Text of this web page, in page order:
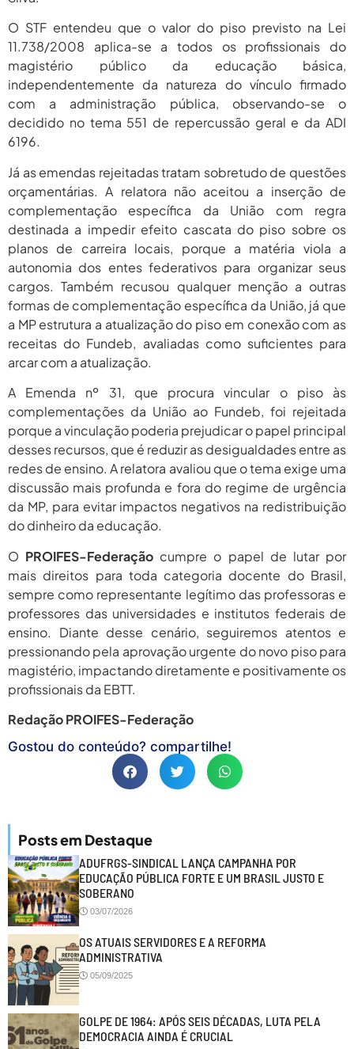
O STF entendeu que o valor do piso previsto na Lei
11.738/2008 aplica-se a todos os profissionais do
magistério público da educação básica,
independentemente da natureza do vínculo firmado
com a administração pública, observando-se o
decidido no tema 551 de repercussão geral e da ADI
6196.
Já as emendas rejeitadas tratam sobretudo de questões
orçamentárias. A relatora não aceitou a inserção de
complementação específica da União com regra
destinada a impedir efeito cascata do piso sobre os
planos de carreira locais, porque a matéria viola a
autonomia dos entes federativos para organizar seus
cargos. Também recusou qualquer menção a outras
formas de complementação específica da União, já que
a MP estrutura a atualização do piso em conexão com as
receitas do Fundeb, avaliadas como suficientes para
arcar com a atualização.
A Emenda nº 31, que procura vincular o piso às
complementações da União ao Fundeb, foi rejeitada
porque a vinculação poderia prejudicar o papel principal
desses recursos, que é reduzir as desigualdades entre as
redes de ensino. A relatora avaliou que o tema exige uma
discussão mais profunda e fora do regime de urgência
da MP, para evitar impactos negativos na redistribuição
do dinheiro da educação.
O PROIFES-Federação cumpre o papel de lutar por
mais direitos para toda categoria docente do Brasil,
sempre como representante legítimo das professoras e
professores das universidades e institutos federais de
ensino. Diante desse cenário, seguiremos atentos e
pressionando pela aprovação urgente do novo piso para
magistério, impactando diretamente e positivamente os
profissionais da EBTT.
Redação PROIFES-Federação
Gostou do conteúdo? compartilhe!
Posts em Destaque
ADUFRGS-SINDICAL LANÇA CAMPANHA POR
EDUCAÇÃO PÚBLICA FORTE E UM BRASIL JUSTO E
SOBERANO
03/07/2026
OS ATUAIS SERVIDORES E A REFORMA
ADMINISTRATIVA
05/09/2025
GOLPE DE 1964: APÓS SEIS DÉCADAS, LUTA PELA
DEMOCRACIA AINDA É CRUCIAL